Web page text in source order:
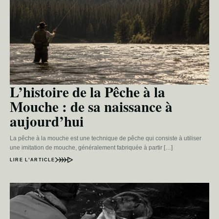
L’histoire de la Pêche à la
Mouche : de sa naissance à
aujourd’hui
La pêche à la mouche est une technique de pêche qui consiste à utiliser
une imitation de mouche, généralement fabriquée à partir […]
LIRE L’ARTICLE